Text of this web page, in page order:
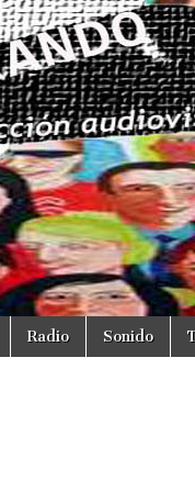
Radio Sonido